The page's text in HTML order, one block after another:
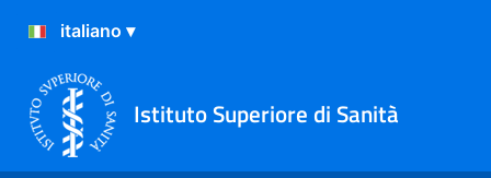
Istituto Superiore di Sanità